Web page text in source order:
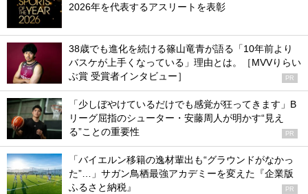
2026年を代表するアスリートを表彰
38歳でも進化を続ける篠山竜青が語る「10年前より
バスケが上手くなっている」理由とは。［MVVりらい
ぶ賞 受賞者インタビュー］
PR
「少しぼやけているだけでも感覚が狂ってきます」B
リーグ屈指のシューター・安藤周人が明かす“見え
る”ことの重要性
PR
「バイエルン移籍の逸材輩出も“グラウンドがなかっ
た”…」サガン鳥栖最強アカデミーを変えた『企業版
ふるさと納税』
PR